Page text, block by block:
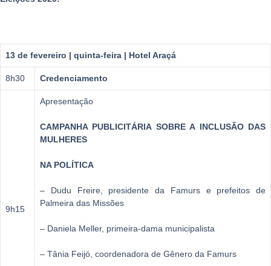
13 de fevereiro | quinta-feira | Hotel Araçá
8h30 Credenciamento
9h15
Apresentação
CAMPANHA PUBLICITÁRIA SOBRE A INCLUSÃO DAS
MULHERES
NA POLÍTICA
– Dudu Freire, presidente da Famurs e prefeitos de
Palmeira das Missões
– Daniela Meller, primeira-dama municipalista
– Tânia Feijó, coordenadora de Gênero da Famurs